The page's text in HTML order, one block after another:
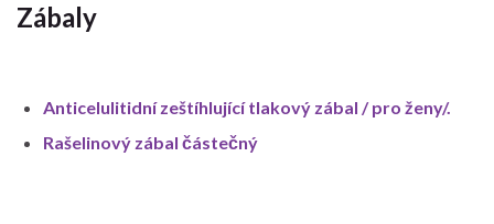
Zábaly
Anticelulitidní zeštíhlující tlakový zábal / pro ženy/.
Rašelinový zábal částečný